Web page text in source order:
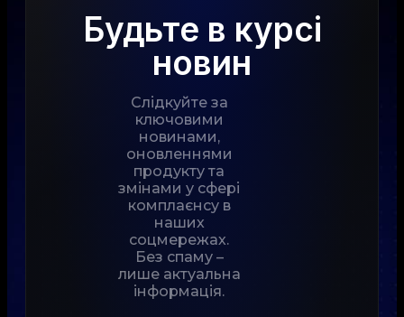
Будьте в курсі
новин
Слідкуйте за
ключовими
новинами,
оновленнями
продукту та
змінами у сфері
комплаєнсу в
наших
соцмережах.
Без спаму –
лише актуальна
інформація.